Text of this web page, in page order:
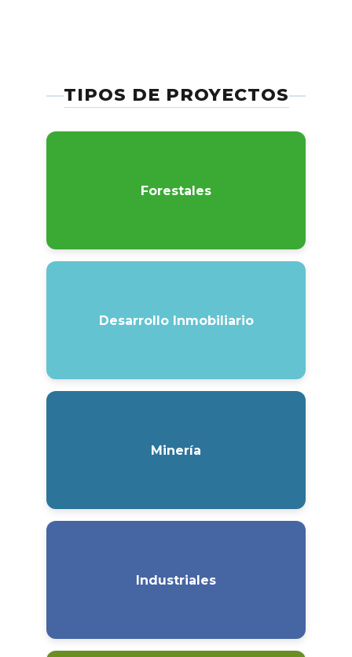
TIPOS DE PROYECTOS
Forestales
Desarrollo Inmobiliario
Minería
Industriales